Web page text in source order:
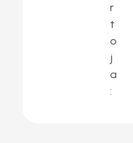
r
t
o
j
a
: